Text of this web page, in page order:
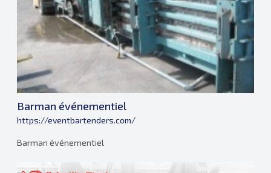
Barman événementiel
https://eventbartenders.com/
Barman événementiel